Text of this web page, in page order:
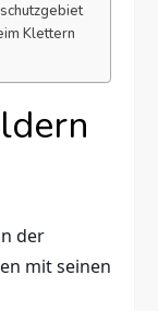
Klettern
der
mit seinen